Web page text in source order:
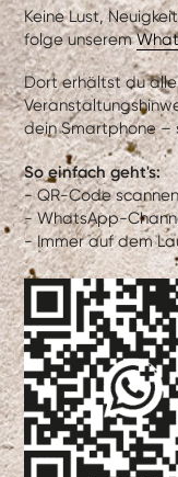
Keine Lust,
folge unserem
Dort erhältst du
dein Smartphone –
So einfach geht's:
- QR-Code scannen
- WhatsApp-
- Immer auf dem